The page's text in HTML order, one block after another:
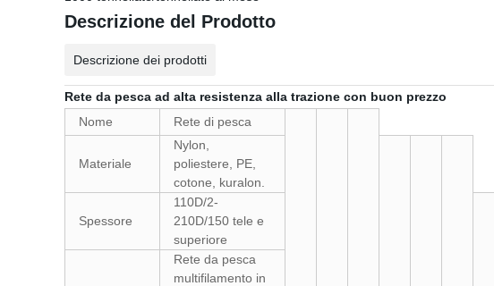
Descrizione del Prodotto
Descrizione dei prodotti
Rete da pesca ad alta resistenza alla trazione con buon prezzo
Nome
Rete di pesca
Materiale
Nylon,
poliestere, PE,
cotone, kuralon.
Spessore
110D/2-
210D/150 tele e
superiore
Rete da pesca
multifilamento in